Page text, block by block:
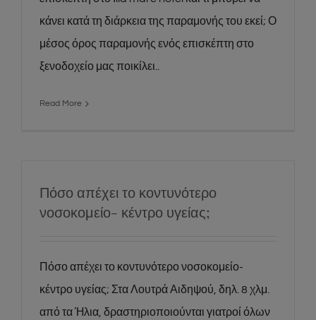
κάνει κατά τη διάρκεια της παραμονής του εκεί; Ο
μέσος όρος παραμονής ενός επισκέπτη στο
ξενοδοχείο μας ποικίλει..
Read More
Πόσο απέχει το κοντυνότερο
νοσοκομείο- κέντρο υγείας;
Πόσο απέχει το κοντυνότερο νοσοκομείο-
κέντρο υγείας; Στα Λουτρά Αιδηψού, δηλ. 8 χλμ.
από τα Ήλια, δραστηριοποιούνται γιατροί όλων